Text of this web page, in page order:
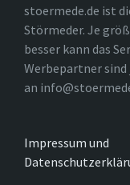
stoermede.de ist
Störmeder. Je
besser kann das
Werbepartner
an
Impressum und